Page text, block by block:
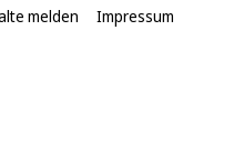
melden Impressum